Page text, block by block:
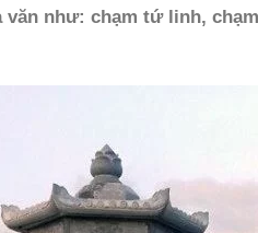
văn như: chạm tứ linh,